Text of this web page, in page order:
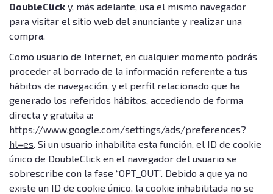
DoubleClick y, más adelante, usa el mismo navegador
para visitar el sitio web del anunciante y realizar una
compra.
Como usuario de Internet, en cualquier momento podrás
proceder al borrado de la información referente a tus
hábitos de navegación, y el perfil relacionado que ha
generado los referidos hábitos, accediendo de forma
directa y gratuita a:
https://www.google.com/settings/ads/preferences?
hl=es. Si un usuario inhabilita esta función, el ID de cookie
único de DoubleClick en el navegador del usuario se
sobrescribe con la fase “OPT_OUT”. Debido a que ya no
existe un ID de cookie único, la cookie inhabilitada no se